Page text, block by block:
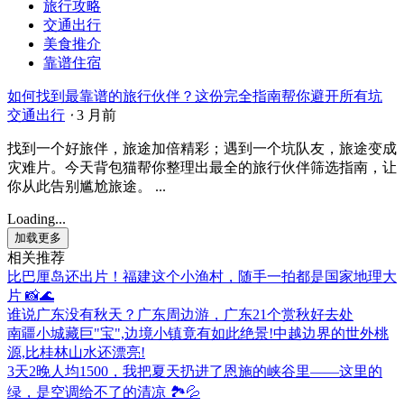
旅行攻略
交通出行
美食推介
靠谱住宿
如何找到最靠谱的旅行伙伴？这份完全指南帮你避开所有坑
交通出行 ⋅ 3 月前
找到一个好旅伴，旅途加倍精彩；遇到一个坑队友，旅途变成
灾难片。今天背包猫帮你整理出最全的旅行伙伴筛选指南，让
你从此告别尴尬旅途。 ...
Loading...
加载更多
相关推荐
比巴厘岛还出片！福建这个小渔村，随手一拍都是国家地理大
片 📸🌊
谁说广东没有秋天？广东周边游，广东21个赏秋好去处
南疆小城藏巨"宝",边境小镇竟有如此绝景!中越边界的世外桃
源,比桂林山水还漂亮!
3天2晚人均1500，我把夏天扔进了恩施的峡谷里——这里的
绿，是空调给不了的清凉 🏞️💦